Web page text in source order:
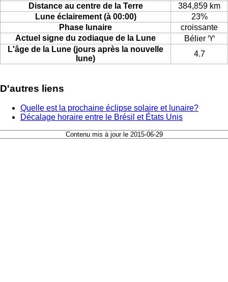
Distance au centre de la Terre
384,859 km
Lune éclairement (à 00:00)
23%
Phase lunaire
croissante
Actuel signe du zodiaque de la Lune
Bélier ♈
L'âge de la Lune (jours après la nouvelle
lune)
4.7
D'autres liens
Quelle est la prochaine éclipse solaire et lunaire?
Décalage horaire entre le Brésil et États Unis
Contenu mis à jour le 2015-06-29